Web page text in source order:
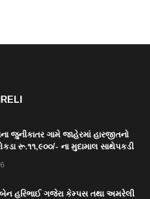
જુનીકાતર ગામે જાહેરમાં હારજીતનો
રૂ.૧૧,૯૦૦/- ના મુદામાલ સાથેપકડી
હરિભાઈ ગજેરા કેમ્પસ તથા અમરેલી